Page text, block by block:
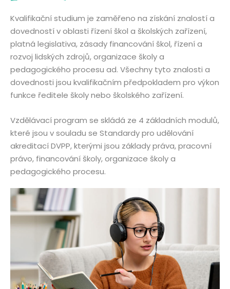
Kvalifikační studium je zaměřeno na získání znalostí a
dovedností v oblasti řízení škol a školských zařízení,
platná legislativa, zásady financování škol, řízení a
rozvoj lidských zdrojů, organizace školy a
pedagogického procesu ad. Všechny tyto znalosti a
dovednosti jsou kvalifikačním předpokladem pro výkon
funkce ředitele školy nebo školského zařízení.
Vzdělávací program se skládá ze 4 základních modulů,
které jsou v souladu se Standardy pro udělování
akreditací DVPP, kterými jsou základy práva, pracovní
právo, financování školy, organizace školy a
pedagogického procesu.